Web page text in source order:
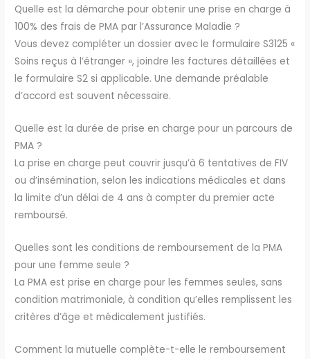
Quelle est la démarche pour obtenir une prise en charge à
100% des frais de PMA par l’Assurance Maladie ?
Vous devez compléter un dossier avec le formulaire S3125 «
Soins reçus à l’étranger », joindre les factures détaillées et
le formulaire S2 si applicable. Une demande préalable
d’accord est souvent nécessaire.
Quelle est la durée de prise en charge pour un parcours de
PMA ?
La prise en charge peut couvrir jusqu’à 6 tentatives de FIV
ou d’insémination, selon les indications médicales et dans
la limite d’un délai de 4 ans à compter du premier acte
remboursé.
Quelles sont les conditions de remboursement de la PMA
pour une femme seule ?
La PMA est prise en charge pour les femmes seules, sans
condition matrimoniale, à condition qu’elles remplissent les
critères d’âge et médicalement justifiés.
Comment la mutuelle complète-t-elle le remboursement